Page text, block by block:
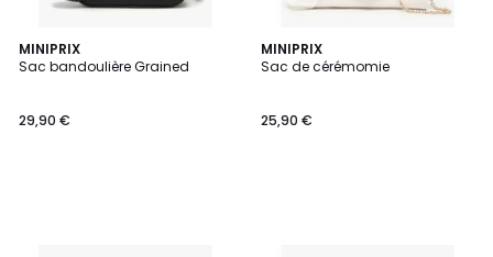
MINIPRIX
Sac bandoulière Grained
29,90 €
MINIPRIX
Sac de cérémomie
25,90 €